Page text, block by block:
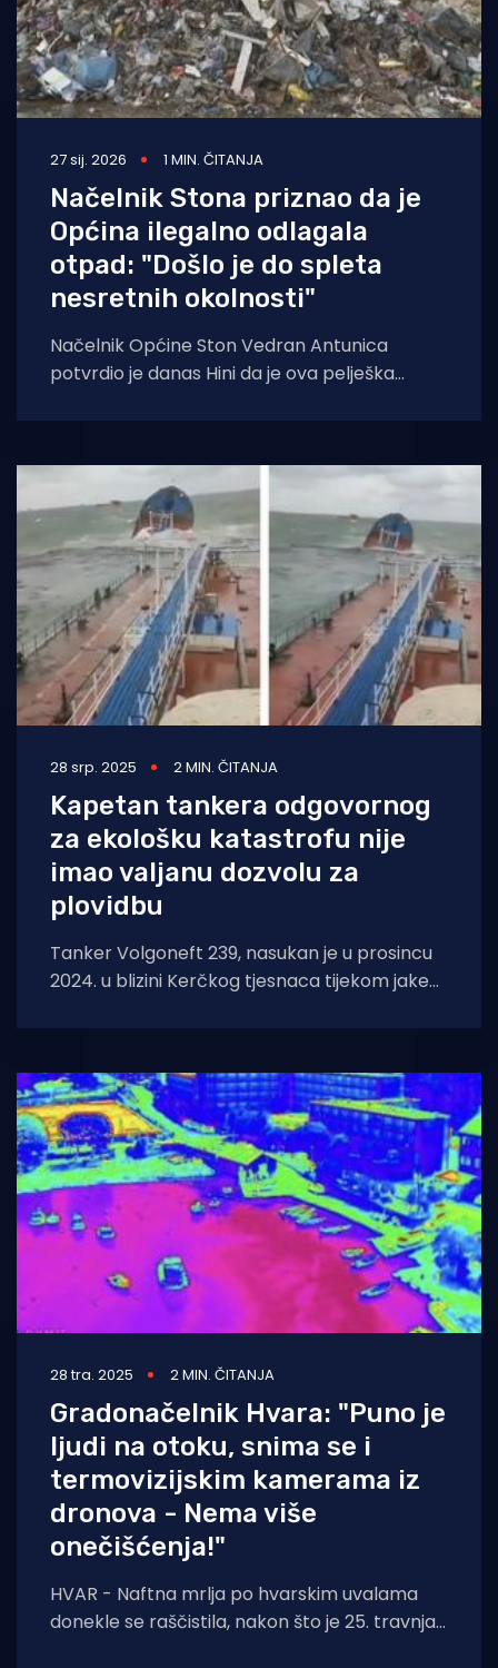
27 sij. 2026 1 MIN. ČITANJA
Načelnik Stona priznao da je
Općina ilegalno odlagala
otpad: "Došlo je do spleta
nesretnih okolnosti"
Načelnik Općine Ston Vedran Antunica
potvrdio je danas Hini da je ova pelješka
odlagati
28 srp. 2025 2 MIN. ČITANJA
Kapetan tankera odgovornog
za ekološku katastrofu nije
imao valjanu dozvolu za
plovidbu
Tanker Volgoneft 239, nasukan je u prosincu
2024. u blizini Kerčkog tjesnaca tijekom jake
212
28 tra. 2025 2 MIN. ČITANJA
Gradonačelnik Hvara: "Puno je
ljudi na otoku, snima se i
termovizijskim kamerama iz
dronova - Nema više
onečišćenja!"
HVAR - Naftna mrlja po hvarskim uvalama
donekle se raščistila, nakon što je 25. travnja